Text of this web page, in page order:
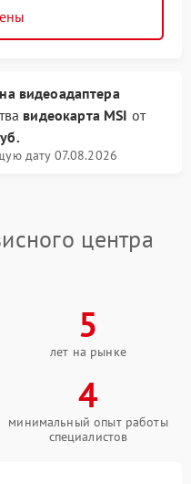
видеоадаптера
видеокарта MSI от
дату 07.08.2026
центра
5
лет на рынке
4
минимальный опыт работы
специалистов